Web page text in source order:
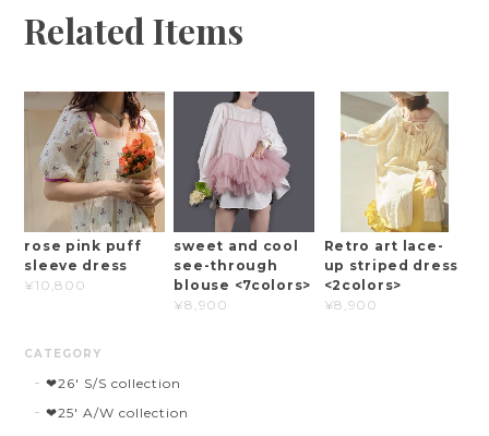
Related Items
rose pink puff
sleeve dress
¥10,800
sweet and cool
see-through
blouse <7colors>
¥8,900
Retro art lace-
up striped dress
<2colors>
¥8,900
CATEGORY
❤︎26' S/S collection
❤︎25' A/W collection